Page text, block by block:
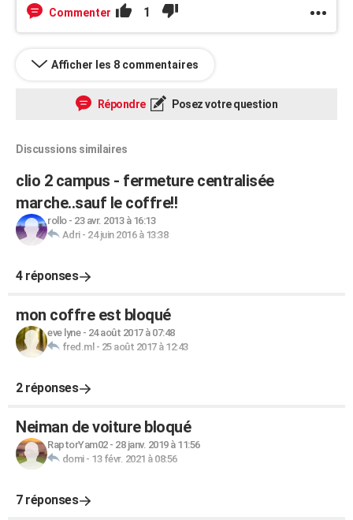
Commenter 1
Afficher les 8 commentaires
Répondre Posez votre question
Discussions similaires
clio 2 campus - fermeture centralisée
marche..sauf le coffre!!
rollo- 23 avr. 2013 à 16:13
Adri- 24 juin 2016 à 13:38
4 réponses
mon coffre est bloqué
eve lyne- 24 août 2017 à 07:48
fred.ml - 25 août 2017 à 12:43
2 réponses
Neiman de voiture bloqué
RaptorYam02- 28 janv. 2019 à 11:56
domi- 13 févr. 2021 à 08:56
7 réponses